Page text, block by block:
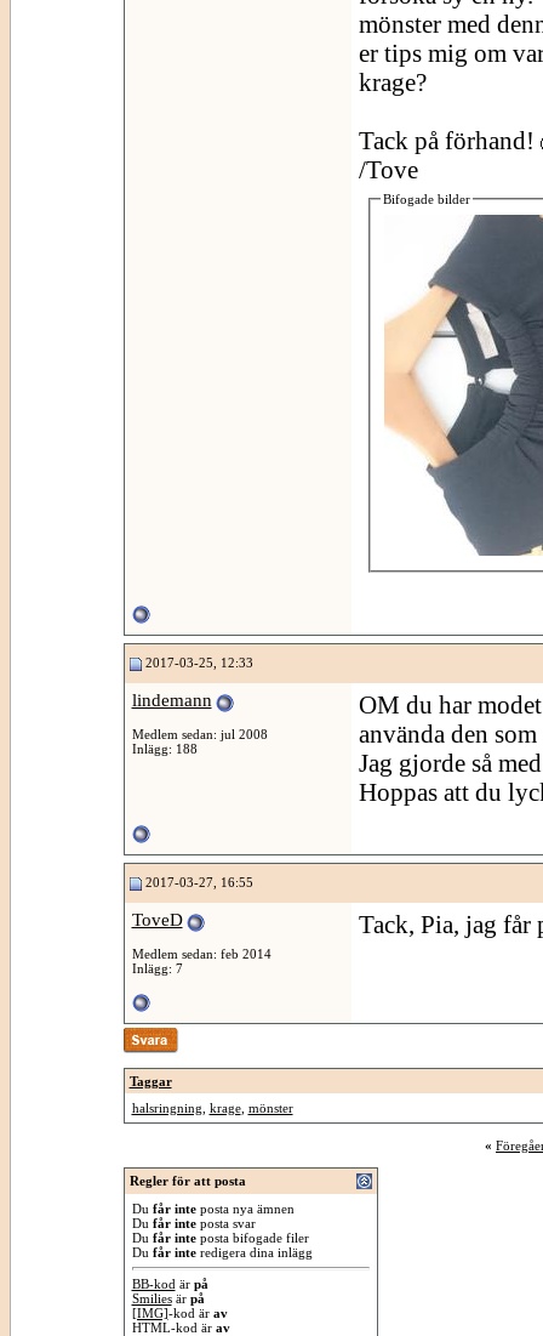
mönster med
er tips mig om
krage?
Tack på förhand!
/Tove
Bifogade bilder
2017-03-25, 12:33
lindemann
Medlem sedan: jul 2008
Inlägg: 188
OM du har
använda den
Jag gjorde så
Hoppas att du
2017-03-27, 16:55
ToveD
Medlem sedan: feb 2014
Inlägg: 7
Tack, Pia, jag får
Taggar
halsringning krage, mönster
«
Regler för att posta
Du får inteposta nya ämnen
Du får inteposta svar
Du får inteposta bifogade filer
Du får interedigera dina inlägg
BB-kod är på
Smiliesär på
[IMG]-kod är av
HTML-kod är av